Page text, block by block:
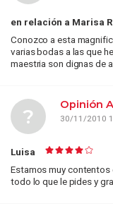
en relación a Marisa
Conozco a esta
varias bodas a las que
maestria son dignas de
Opinión
30/11/2010
?
Luisa
Estamos muy contentos
todo lo que le pides y